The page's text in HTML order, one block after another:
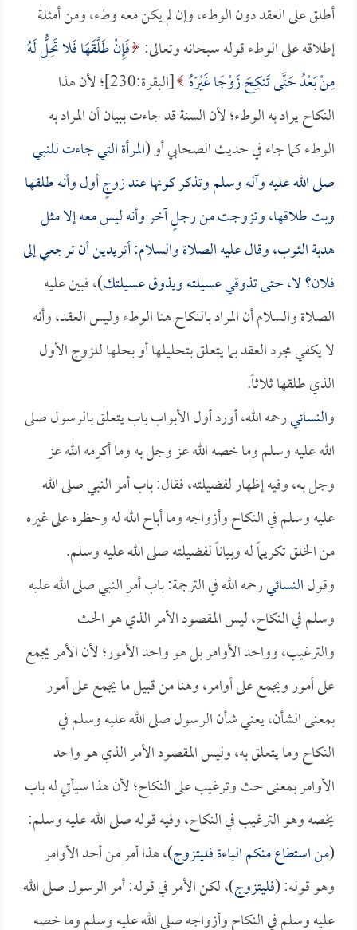
أطلق على العقد دون الوطء، وإن لم يكن معه وطء، ومن أمثلة
إطلاقه على الوطء قوله سبحانه وتعالى: فَإِنْ طَلَّقَهَا فَلا تَحِلُّ لَهُ
مِنْ بَعْدُ حَتَّى تَنكِحَ زَوْجًا غَيْرَهُ
[البقرة:230]؛ لأن هذا
النكاح يراد به الوطء؛ لأن السنة قد جاءت ببيان أن المراد به
الوطء كما جاء في حديث الصحابي أو (المرأة التي جاءت للنبي
صلى الله عليه وآله وسلم وتذكر كونها عند زوجٍ أول وأنه طلقها
وبت طلاقها، وتزوجت من رجلٍ آخر وأنه ليس معه إلا مثل
هدبة الثوب، وقال عليه الصلاة والسلام: أتريدين أن ترجعي إلى
فلان؟ لا، حتى تذوقي عسيلته ويذوق عسيلتك)، فبين عليه
الصلاة والسلام أن المراد بالنكاح هنا الوطء وليس العقد، وأنه
لا يكفي مجرد العقد بما يتعلق بتحليلها أو بحلها للزوج الأول
الذي طلقها ثلاثاً.
والنسائيرحمه الله، أورد أول الأبواب باب يتعلق بالرسول صلى
الله عليه وسلم وما خصه الله عز وجل به وما أكرمه الله عز
وجل به، وفيه إظهار لفضيلته، فقال: باب أمر النبي صلى الله
عليه وسلم في النكاح وأزواجه وما أباح الله له وحظره على غيره
من الخلق تكريماً له وبياناً لفضيلته صلى الله عليه وسلم.
وقولالنسائيرحمه الله في الترجمة: باب أمر النبي صلى الله عليه
وسلم في النكاح، ليس المقصود الأمر الذي هو الحث
والترغيب، وواحد الأوامر بل هو واحد الأمور؛ لأن الأمر يجمع
على أمور ويجمع على أوامر، وهنا من قبيل ما يجمع على أمور
بمعنى الشأن، يعني شأن الرسول صلى الله عليه وسلم في
النكاح وما يتعلق به، وليس المقصود الأمر الذي هو واحد
الأوامر بمعنى حث وترغيب على النكاح؛ لأن هذا سيأتي له باب
يخصه وهو الترغيب في النكاح، وفيه قوله صلى الله عليه وسلم:
(من استطاع منكم الباءة فليتزوج)، هذا أمر من أحد الأوامر
وهو قوله: (فليتزوج)، لكن الأمر في قوله: أمر الرسول صلى الله
عليه وسلم في النكاح وأزواجه صلى الله عليه وسلم وما خصه